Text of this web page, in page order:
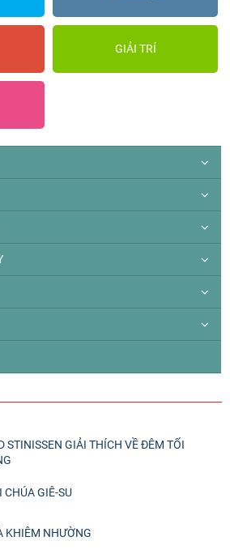
GIẢI TRÍ
STINISSEN GIẢI THÍCH VỀ ĐÊM TỐI
CHÚA GIÊ-SU
KHIÊM NHƯỜNG